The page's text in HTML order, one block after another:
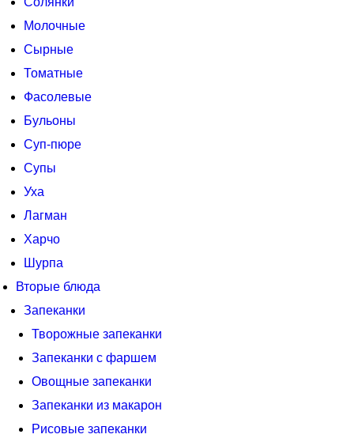
Молочные
Сырные
Томатные
Фасолевые
Бульоны
Суп-пюре
Супы
Уха
Лагман
Харчо
Шурпа
Вторые блюда
Запеканки
Творожные запеканки
Запеканки с фаршем
Овощные запеканки
Запеканки из макарон
Рисовые запеканки